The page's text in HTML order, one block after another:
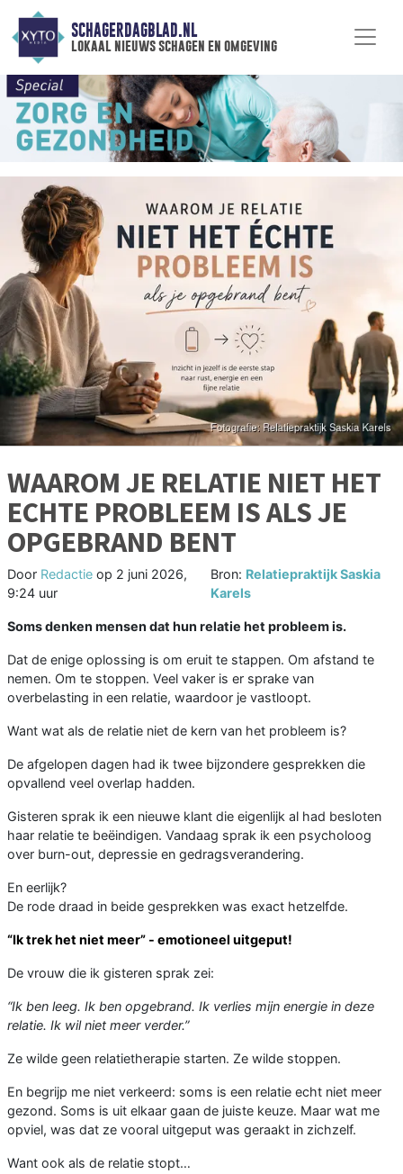
SCHAGERDAGBLAD.NL
lokaal nieuws schagen en omgeving
WAAROM JE RELATIE NIET HET
ECHTE PROBLEEM IS ALS JE
OPGEBRAND BENT
Door Redactie op 2 juni 2026,
9:24 uur
Bron: Relatiepraktijk Saskia
Karels
Soms denken mensen dat hun relatie het probleem is.
Dat de enige oplossing is om eruit te stappen. Om afstand te
nemen. Om te stoppen. Veel vaker is er sprake van
overbelasting in een relatie, waardoor je vastloopt.
Want wat als de relatie niet de kern van het probleem is?
De afgelopen dagen had ik twee bijzondere gesprekken die
opvallend veel overlap hadden.
Gisteren sprak ik een nieuwe klant die eigenlijk al had besloten
haar relatie te beëindigen. Vandaag sprak ik een psycholoog
over burn-out, depressie en gedragsverandering.
En eerlijk?
De rode draad in beide gesprekken was exact hetzelfde.
“Ik trek het niet meer” - emotioneel uitgeput!
De vrouw die ik gisteren sprak zei:
“Ik ben leeg. Ik ben opgebrand. Ik verlies mijn energie in deze
relatie. Ik wil niet meer verder.”
Ze wilde geen relatietherapie starten. Ze wilde stoppen.
En begrijp me niet verkeerd: soms is een relatie echt niet meer
gezond. Soms is uit elkaar gaan de juiste keuze. Maar wat me
opviel, was dat ze vooral uitgeput was geraakt in zichzelf.
Want ook als de relatie stopt…